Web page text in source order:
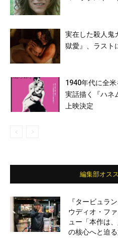
実在した殺人鬼
獄愛』、ラスト
1940年代に全
実話描く『ハネ
上映決定
編集部オス
『タービュラ
ウディオ・フ
ュー「本作は
の核心へと迫る